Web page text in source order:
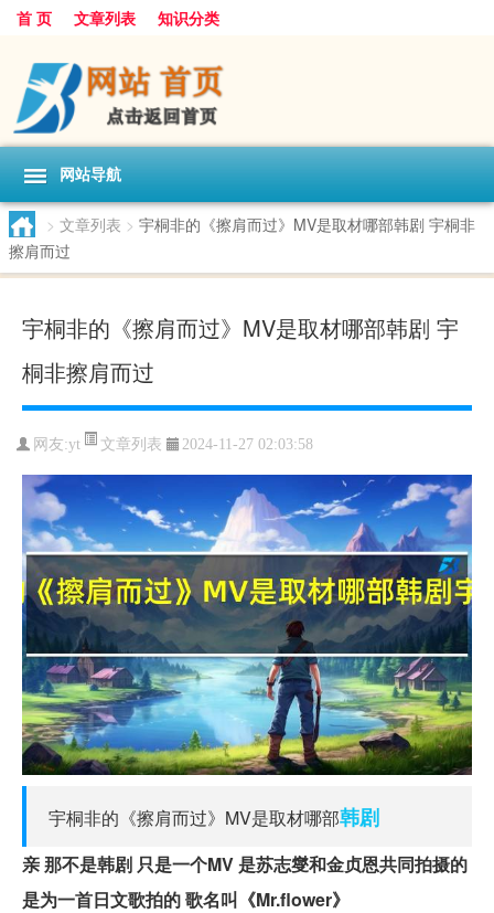
首 页 文章列表 知识分类
网站导航
> 文章列表 > 宇桐非的《擦肩而过》MV是取材哪部韩剧 宇桐非
擦肩而过
宇桐非的《擦肩而过》MV是取材哪部韩剧 宇
桐非擦肩而过
网友:yt 文章列表 2024-11-27 02:03:58
宇桐非的《擦肩而过》MV是取材哪部韩剧
亲 那不是韩剧 只是一个MV 是苏志燮和金贞恩共同拍摄的
是为一首日文歌拍的 歌名叫《Mr.flower》